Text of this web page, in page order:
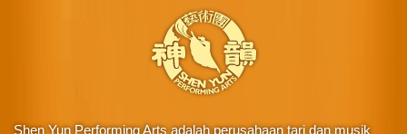
Shen Yun Performing Arts adalah perusahaan tari dan musik